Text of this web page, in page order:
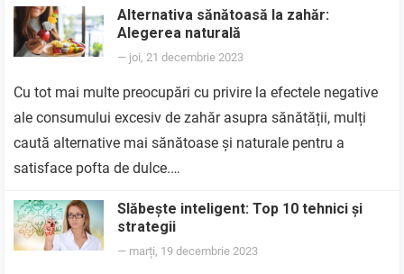
Alternativa sănătoasă la zahăr:
Alegerea naturală
— joi, 21 decembrie 2023
Cu tot mai multe preocupări cu privire la efectele negative
ale consumului excesiv de zahăr asupra sănătății, mulți
caută alternative mai sănătoase și naturale pentru a
satisface pofta de dulce.…
Slăbește inteligent: Top 10 tehnici și
strategii
— marți, 19 decembrie 2023